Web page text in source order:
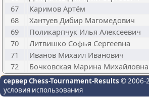
67
Каримов Артём
68
Хантуев Дибир Магомедович
69
Поликарпчук Илья Алексеевич
70
Литвишко Софья Сергеевна
71
Иванов Михаил Иванович
72
Бочковская Марина Михайловна
сервер Chess-Tournament-Results © 2006-
условия использования